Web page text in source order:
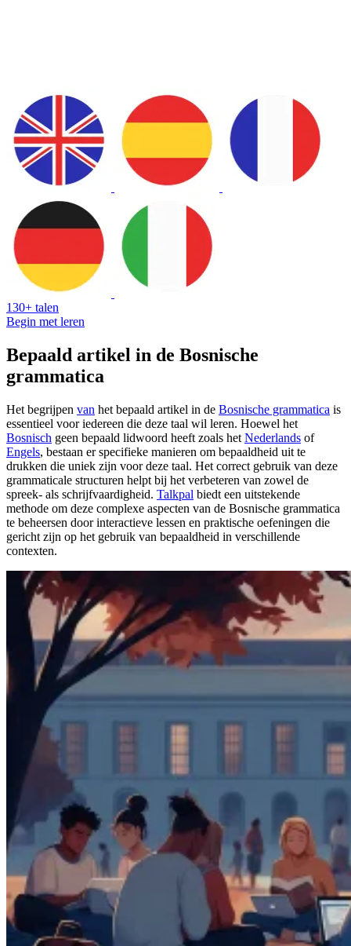
130+ talen
Begin met leren
Bepaald artikel in de Bosnische
grammatica
Het begrijpen van het bepaald artikel in de Bosnische grammatica is
essentieel voor iedereen die deze taal wil leren. Hoewel het
Bosnisch geen bepaald lidwoord heeft zoals het Nederlands of
Engels, bestaan er specifieke manieren om bepaaldheid uit te
drukken die uniek zijn voor deze taal. Het correct gebruik van deze
grammaticale structuren helpt bij het verbeteren van zowel de
spreek- als schrijfvaardigheid. Talkpal biedt een uitstekende
methode om deze complexe aspecten van de Bosnische grammatica
te beheersen door interactieve lessen en praktische oefeningen die
gericht zijn op het gebruik van bepaaldheid in verschillende
contexten.